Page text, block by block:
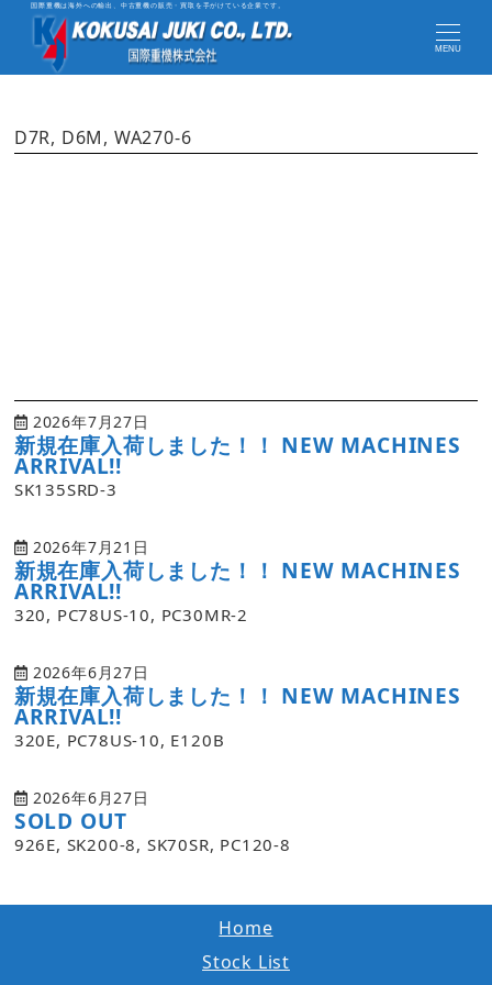
国際重機は海外への輸出、中古重機の販売・買取を手がけている企業です。
MENU
D7R, D6M, WA270-6
2026年7月27日
新規在庫入荷しました！！ NEW MACHINES
ARRIVAL!!
SK135SRD-3
2026年7月21日
新規在庫入荷しました！！ NEW MACHINES
ARRIVAL!!
320, PC78US-10, PC30MR-2
2026年6月27日
新規在庫入荷しました！！ NEW MACHINES
ARRIVAL!!
320E, PC78US-10, E120B
2026年6月27日
SOLD OUT
926E, SK200-8, SK70SR, PC120-8
Home
Stock List